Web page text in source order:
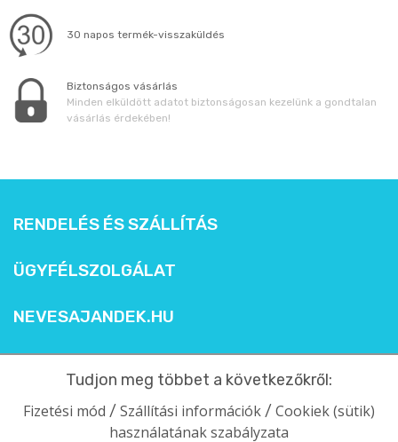
30 napos termék-visszaküldés
Biztonságos vásárlás
Minden elküldött adatot biztonságosan kezelünk a gondtalan
vásárlás érdekében!
RENDELÉS ÉS SZÁLLÍTÁS
ÜGYFÉLSZOLGÁLAT
NEVESAJANDEK.HU
Tudjon meg többet a következőkről:
Fizetési mód / Szállítási információk / Cookiek (sütik)
használatának szabályzata